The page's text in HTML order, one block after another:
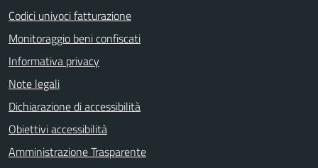
Codici univoci fatturazione
Monitoraggio beni confiscati
Informativa privacy
Note legali
Dichiarazione di accessibilità
Obiettivi accessibilità
Amministrazione Trasparente